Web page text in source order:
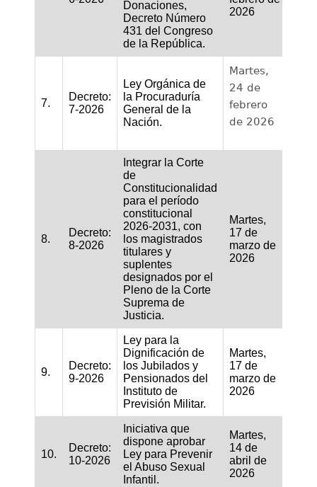
Donaciones,
Decreto Número
431 del Congreso
de la República.
2026
7.
Decreto:
7-2026
Ley Orgánica de
la Procuraduría
General de la
Nación.
Martes,
24 de
febrero
de 2026
8.
Decreto:
8-2026
Integrar la Corte
de
Constitucionalidad
para el período
constitucional
2026-2031, con
los magistrados
titulares y
suplentes
designados por el
Pleno de la Corte
Suprema de
Justicia.
Martes,
17 de
marzo de
2026
9.
Decreto:
9-2026
Ley para la
Dignificación de
los Jubilados y
Pensionados del
Instituto de
Previsión Militar.
Martes,
17 de
marzo de
2026
10.
Decreto:
10-2026
Iniciativa que
dispone aprobar
Ley para Prevenir
el Abuso Sexual
Infantil.
Martes,
14 de
abril de
2026